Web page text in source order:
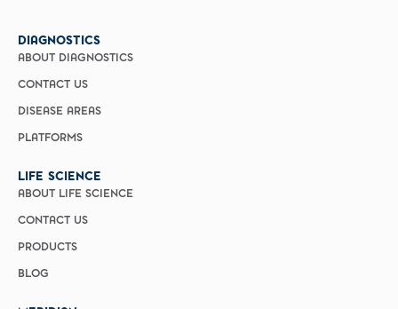
DIAGNOSTICS
ABOUT DIAGNOSTICS
CONTACT US
DISEASE AREAS
PLATFORMS
LIFE SCIENCE
ABOUT LIFE SCIENCE
CONTACT US
PRODUCTS
BLOG